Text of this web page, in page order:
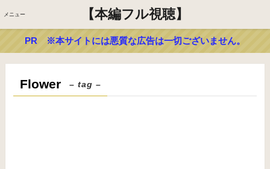
【本編フル視聴】
メニュー
PR ※本サイトには悪質な広告は一切ございません。
Flower – tag –